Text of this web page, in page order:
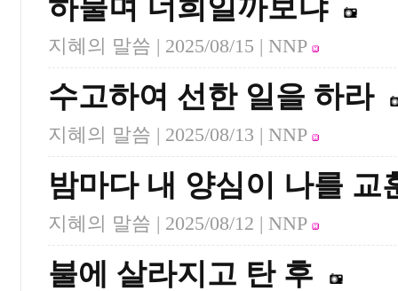
하물며 너희일까보냐
지혜의 말씀 | 2025/08/15 | NNP
수고하여 선한 일을 하라
지혜의 말씀 | 2025/08/13 | NNP
밤마다 내 양심이 나를 교
지혜의 말씀 | 2025/08/12 | NNP
불에 살라지고 탄 후